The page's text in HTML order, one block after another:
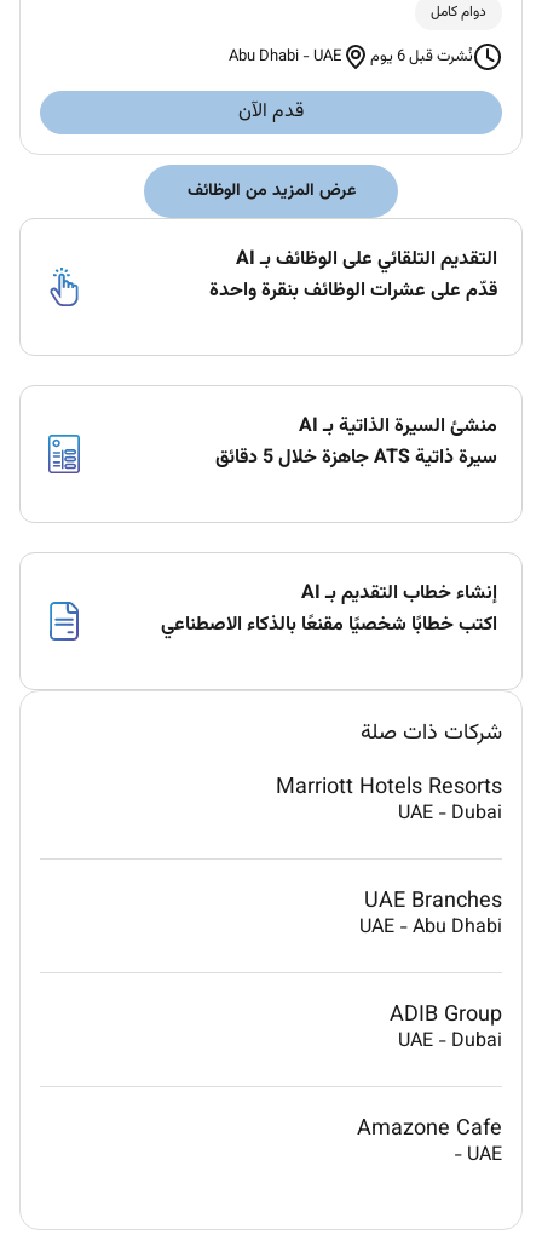
دوام كامل
نُشرت قبل 6 يوم Abu Dhabi -UAE
قدم الآن
عرض المزيد من الوظائف
التقديم التلقائي على الوظائف بـ AI
قدّم على عشرات الوظائف بنقرة واحدة
منشئ السيرة الذاتية بـ AI
سيرة ذاتية ATS جاهزة خلال 5 دقائق
إنشاء خطاب التقديم بـ AI
اكتب خطابًا شخصيًا مقنعًا بالذكاء الاصطناعي
شركات ذات صلة
Marriott Hotels Resorts
UAE - Dubai
UAE Branches
UAE -Abu Dhabi
ADIB Group
UAE - Dubai
Amazone Cafe
UAE
-